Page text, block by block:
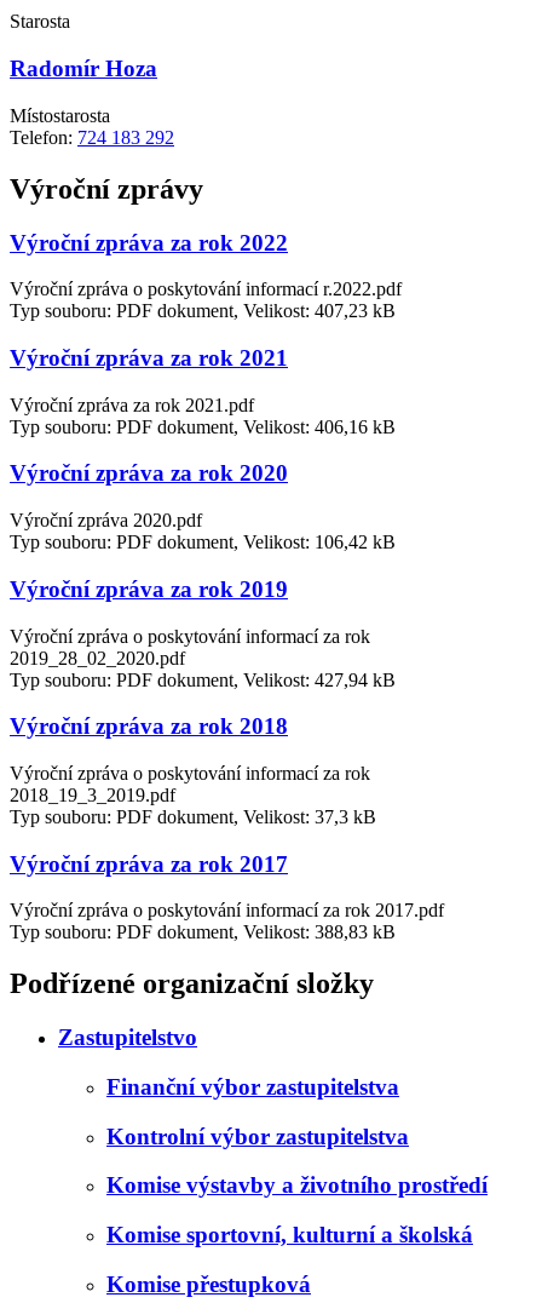
Starosta
Radomír Hoza
Místostarosta
Telefon: 724 183 292
Výroční zprávy
Výroční zpráva za rok 2022
Výroční zpráva o poskytování informací r.2022.pdf
Typ souboru: PDF dokument, Velikost: 407,23 kB
Výroční zpráva za rok 2021
Výroční zpráva za rok 2021.pdf
Typ souboru: PDF dokument, Velikost: 406,16 kB
Výroční zpráva za rok 2020
Výroční zpráva 2020.pdf
Typ souboru: PDF dokument, Velikost: 106,42 kB
Výroční zpráva za rok 2019
Výroční zpráva o poskytování informací za rok
2019_28_02_2020.pdf
Typ souboru: PDF dokument, Velikost: 427,94 kB
Výroční zpráva za rok 2018
Výroční zpráva o poskytování informací za rok
2018_19_3_2019.pdf
Typ souboru: PDF dokument, Velikost: 37,3 kB
Výroční zpráva za rok 2017
Výroční zpráva o poskytování informací za rok 2017.pdf
Typ souboru: PDF dokument, Velikost: 388,83 kB
Podřízené organizační složky
Zastupitelstvo
Finanční výbor zastupitelstva
Kontrolní výbor zastupitelstva
Komise výstavby a životního prostředí
Komise sportovní, kulturní a školská
Komise přestupková